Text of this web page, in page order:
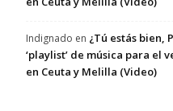
Indignado en ¿Tú estás bien,
‘playlist’ de música para el
en Ceuta y Melilla (Video)